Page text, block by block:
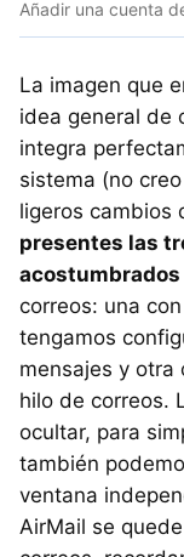
Añadir una cuenta
La imagen que
idea general de
integra
sistema (no
ligeros cambios
presentes las
acostumbrados
correos: una
tengamos
mensajes y otra
hilo de correos.
ocultar, para
también
ventana
AirMail se